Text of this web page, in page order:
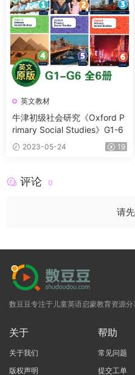
英文教材
牛津初级社会研究《Oxford P
rimary Social Studies》G1-6
2023-05-24 19
评论 0
请先
数豆豆专注于儿童英语启蒙教育资源分
关于
关于我们
版权声明
帮助
常见问题
提交工单